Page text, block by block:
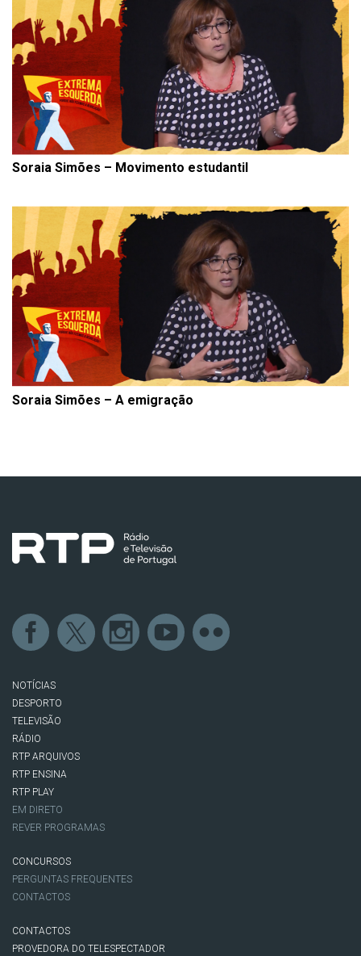
Soraia Simões – Movimento estudantil
Soraia Simões – A emigração
NOTÍCIAS
DESPORTO
TELEVISÃO
RÁDIO
RTP ARQUIVOS
RTP ENSINA
RTP PLAY
EM DIRETO
REVER PROGRAMAS
CONCURSOS
PERGUNTAS FREQUENTES
CONTACTOS
CONTACTOS
PROVEDORA DO TELESPECTADOR